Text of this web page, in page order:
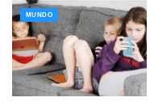
MUNDO